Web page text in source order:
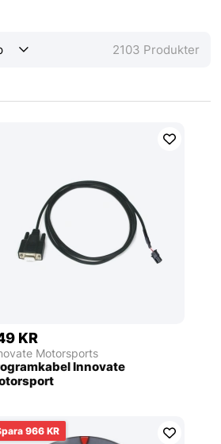
2103 Produkter
KR
Motorsports
Innovate
966